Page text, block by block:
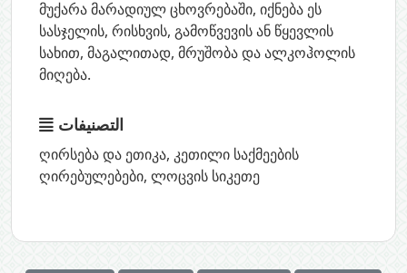
მუქარა მარადიულ ცხოვრებაში, იქნება ეს
სასჯელის, რისხვის, გამოწვევის ან წყევლის
სახით, მაგალითად, მრუშობა და ალკოჰოლის
მიღება.
التصنيفات
ღირსება და ეთიკა, კეთილი საქმეების
ღირებულებები, ლოცვის სიკეთე